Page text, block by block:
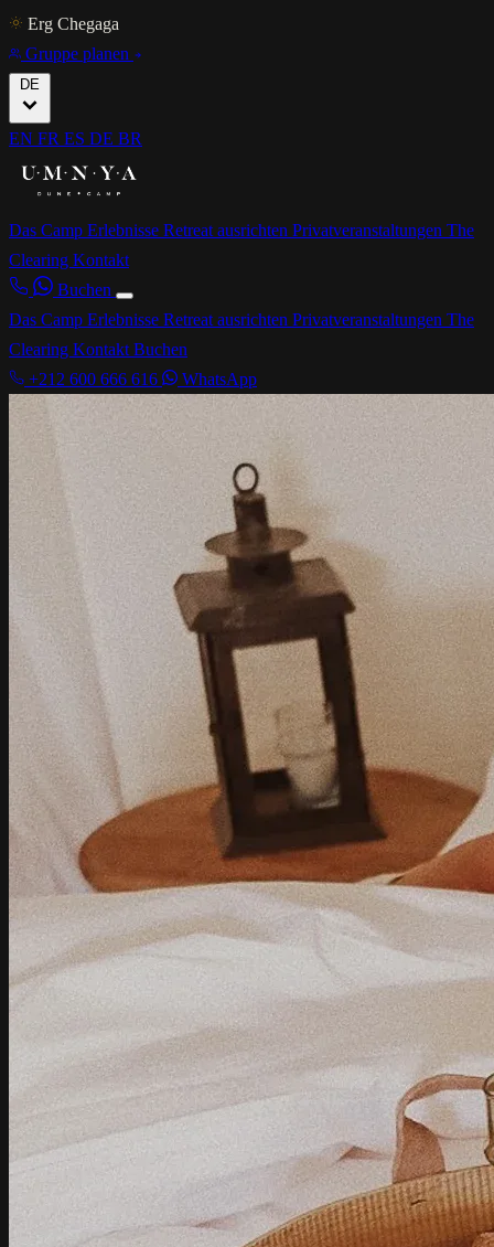
Erg Chegaga
Gruppe planen
DE
EN FR ES DE BR
Das Camp Erlebnisse Retreat ausrichten Privatveranstaltungen The
Clearing Kontakt
Buchen
Das Camp Erlebnisse Retreat ausrichten Privatveranstaltungen The
Clearing Kontakt Buchen
+212 600 666 616
WhatsApp